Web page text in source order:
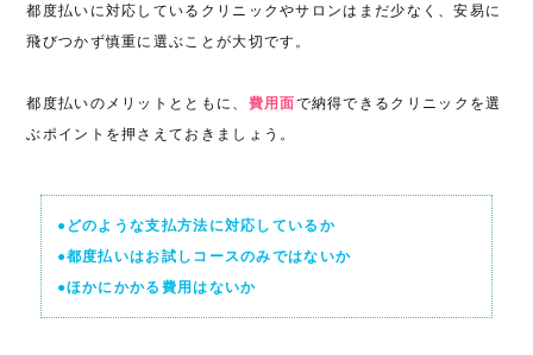
都度払いに対応しているクリニックやサロンはまだ少なく、安易に
飛びつかず慎重に選ぶことが大切です。
都度払いのメリットとともに、 費用面で納得できるクリニックを選
ぶポイントを押さえておきましょう。
●どのような支払方法に対応しているか
●都度払いはお試しコースのみではないか
●ほかにかかる費用はないか